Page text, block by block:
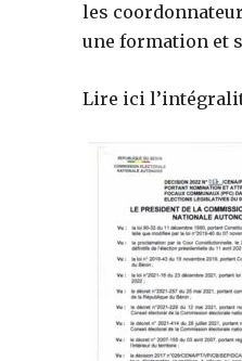
les
une formation et
Lire ici